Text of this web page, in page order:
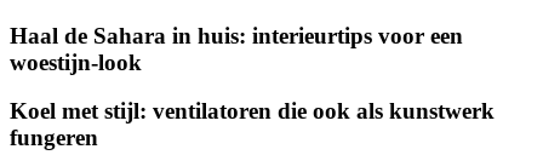
Haal de Sahara in huis: interieurtips voor een
woestijn-look
Koel met stijl: ventilatoren die ook als kunstwerk
fungeren